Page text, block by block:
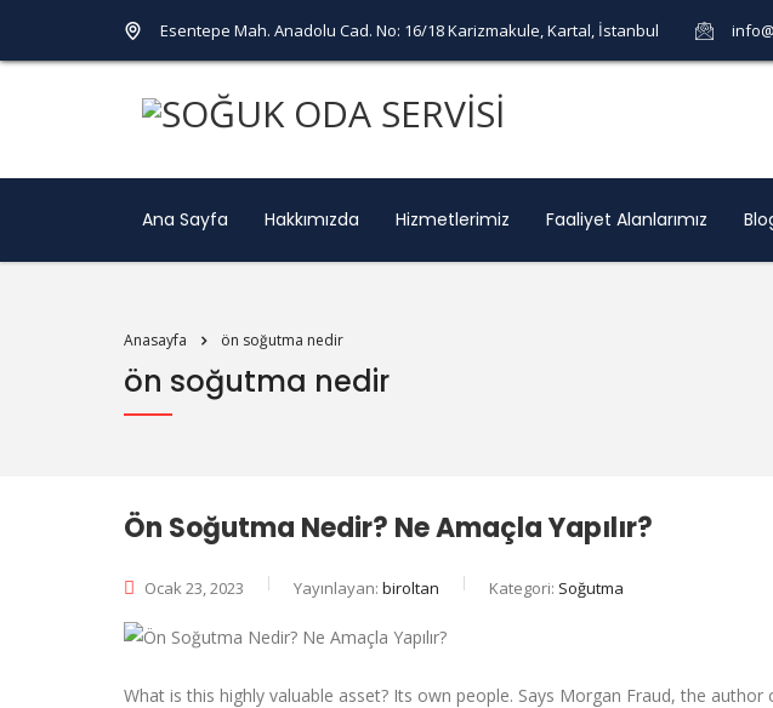
Esentepe Mah. Anadolu Cad. No: 16/18 Karizmakule, Kartal, İstanbul
Ana Sayfa Hakkımızda Hizmetlerimiz Faaliyet Alanlarımız
Anasayfa ön soğutma nedir
ön soğutma nedir
Ön Soğutma Nedir? Ne Amaçla Yapılır?
Ocak 23, 2023 Yayınlayan: biroltan Kategori: Soğutma
What is this highly valuable asset? Its own people. Says Morgan Fraud, the